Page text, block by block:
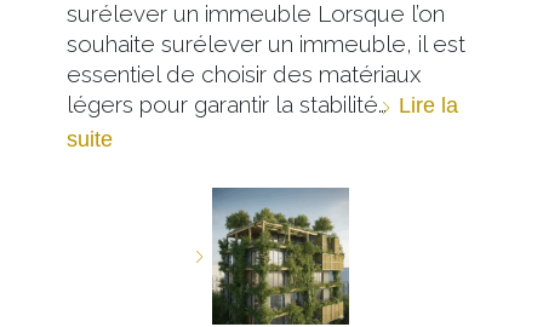
surélever un immeuble Lorsque l’on
souhaite surélever un immeuble, il est
essentiel de choisir des matériaux
légers pour garantir la stabilité… Lire la
suite